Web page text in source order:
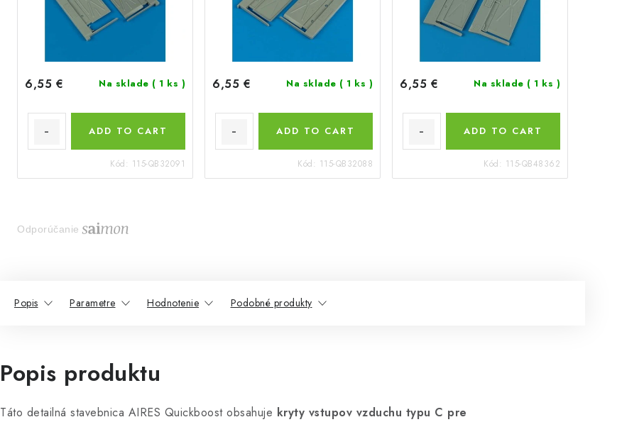
6,55 € Na sklade ( 1 ks )
ADD TO CART
Kód: 115-QB32091
6,55 € Na sklade ( 1 ks )
ADD TO CART
Kód: 115-QB32088
6,55 € Na sklade ( 1 ks )
ADD TO CART
Kód: 115-QB48362
Odporúčanie
Popis Parametre Hodnotenie Podobné produkty
Popis produktu
Táto detailná stavebnica AIRES Quickboost obsahuje kryty vstupov vzduchu typu C pre